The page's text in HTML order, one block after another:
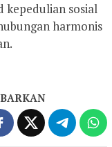
kepedulian sosial
harmonis